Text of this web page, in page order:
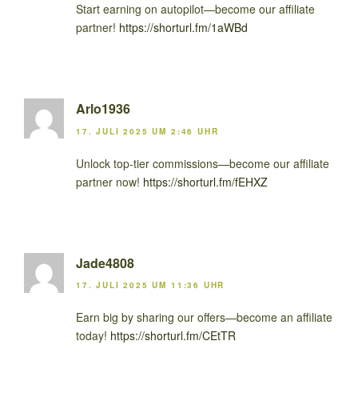
Start earning on autopilot—become our affiliate
partner! https://shorturl.fm/1aWBd
Arlo1936
17. JULI 2025 UM 2:46 UHR
Unlock top-tier commissions—become our affiliate
partner now! https://shorturl.fm/fEHXZ
Jade4808
17. JULI 2025 UM 11:36 UHR
Earn big by sharing our offers—become an affiliate
today! https://shorturl.fm/CEtTR